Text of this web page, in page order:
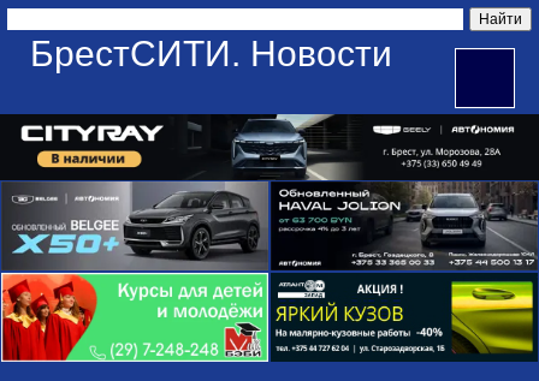
БрестСИТИ. Новости